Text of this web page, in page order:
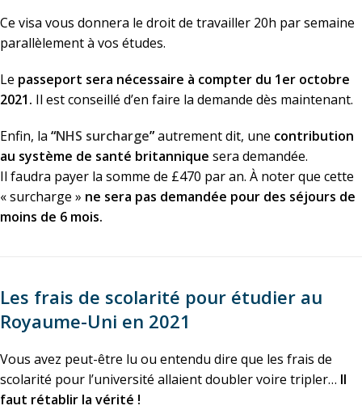
Ce visa vous donnera le droit de travailler 20h par semaine
parallèlement à vos études.
Le passeport sera nécessaire à compter du 1er octobre
2021. Il est conseillé d’en faire la demande dès maintenant.
Enfin, la “NHS surcharge”autrement dit, une contribution
au système de santé britannique sera demandée.
Il faudra payer la somme de £470 par an. À noter que cette
« surcharge » ne sera pas demandée pour des séjours de
moins de 6 mois.
Les frais de scolarité pour étudier au
Royaume-Uni en 2021
Vous avez peut-être lu ou entendu dire que les frais de
scolarité pour l’université allaient doubler voire tripler… Il
faut rétablir la vérité !